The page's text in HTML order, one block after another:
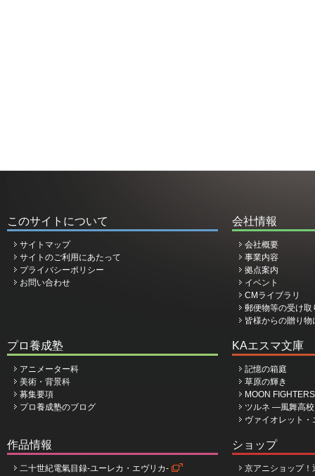
このサイトについて
サイトマップ
サイトのご利用にあたって
プライバシーポリシー
お問い合わせ
会社情報
会社概要
事業内容
拠点案内
イベント
CMライブラリ
郵便物等の受け取
皆様からの贈り
プロ養成塾
アニメーター科
美術・背景科
募集要項
プロ養成塾のブログ
KAエスマ文庫
記憶の箱庭
草原の輝き
MOON
ツルネ ―風舞高
ヴァイオレット
作品情報
二十世紀電氣目録-ユーレカ・エヴリカ-
ショップ
京アニショップ！